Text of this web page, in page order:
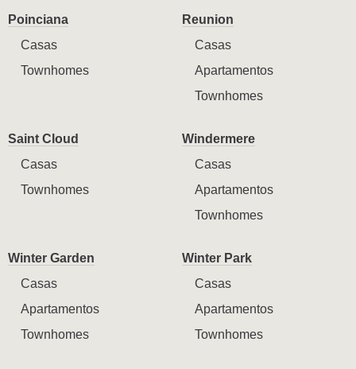
Poinciana
Casas
Townhomes
Reunion
Casas
Apartamentos
Townhomes
Saint Cloud
Casas
Townhomes
Windermere
Casas
Apartamentos
Townhomes
Winter Garden
Casas
Apartamentos
Townhomes
Winter Park
Casas
Apartamentos
Townhomes